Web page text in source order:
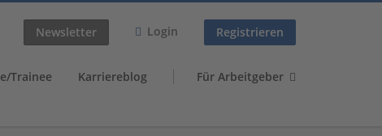
Newsletter Login Registrieren
Trainee Karriereblog Für Arbeitgeber